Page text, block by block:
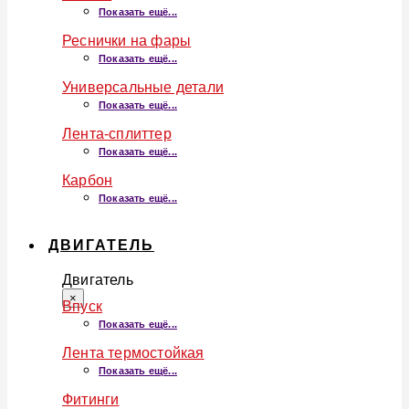
Показать ещё...
Реснички на фары
Показать ещё...
Универсальные детали
Показать ещё...
Лента-сплиттер
Показать ещё...
Карбон
Показать ещё...
ДВИГАТЕЛЬ
Двигатель
×
Впуск
Показать ещё...
Лента термостойкая
Показать ещё...
Фитинги